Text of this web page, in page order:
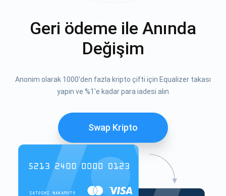
Geri ödeme ile Anında
Değişim
Anonim olarak 1000'den fazla kripto çifti için Equalizer takası
yapın ve %1'e kadar para iadesi alın
Swap Kripto